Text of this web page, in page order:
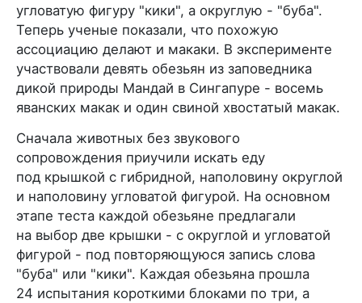
угловатую фигуру "кики", а округлую - "буба".
Теперь ученые показали, что похожую
ассоциацию делают и макаки. В эксперименте
участвовали девять обезьян из заповедника
дикой природы Мандай в Сингапуре - восемь
яванских макак и один свиной хвостатый макак.
Сначала животных без звукового
сопровождения приучили искать еду
под крышкой с гибридной, наполовину округлой
и наполовину угловатой фигурой. На основном
этапе теста каждой обезьяне предлагали
на выбор две крышки - с округлой и угловатой
фигурой - под повторяющуюся запись слова
"буба" или "кики". Каждая обезьяна прошла
24 испытания короткими блоками по три, а